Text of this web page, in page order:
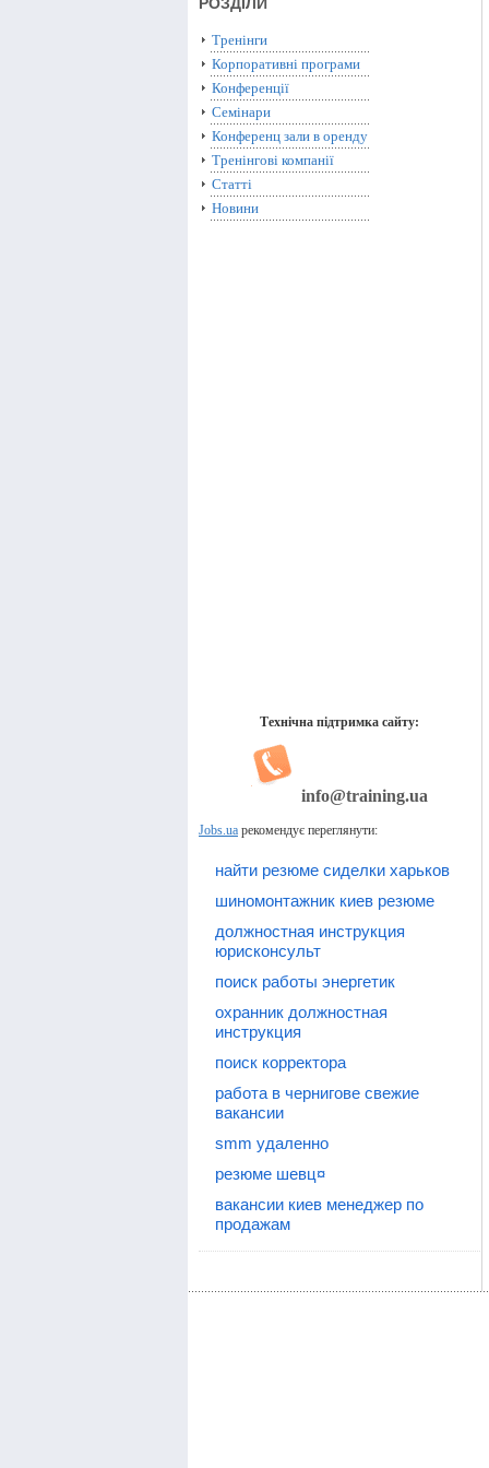
Тренінги
Корпоративні програми
Конференції
Семінари
Конференц зали в оренду
Тренінгові компанії
Статті
Новини
Технічна підтримка сайту:
info@training.ua
Jobs.ua рекомендує переглянути:
найти резюме сиделки харьков
шиномонтажник киев резюме
должностная инструкция
юрисконсульт
поиск работы энергетик
охранник должностная
инструкция
поиск корректора
работа в чернигове свежие
вакансии
smm удаленно
резюме шевц¤
вакансии киев менеджер по
продажам